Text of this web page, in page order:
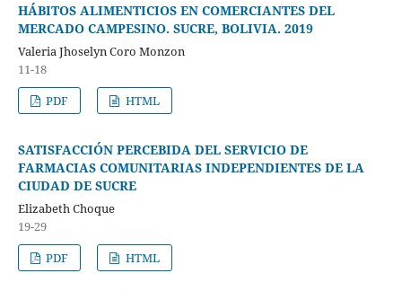
HÁBITOS ALIMENTICIOS EN COMERCIANTES DEL
MERCADO CAMPESINO. SUCRE, BOLIVIA. 2019
Valeria Jhoselyn Coro Monzon
11-18
PDF
HTML
SATISFACCIÓN PERCEBIDA DEL SERVICIO DE
FARMACIAS COMUNITARIAS INDEPENDIENTES DE LA
CIUDAD DE SUCRE
Elizabeth Choque
19-29
PDF
HTML